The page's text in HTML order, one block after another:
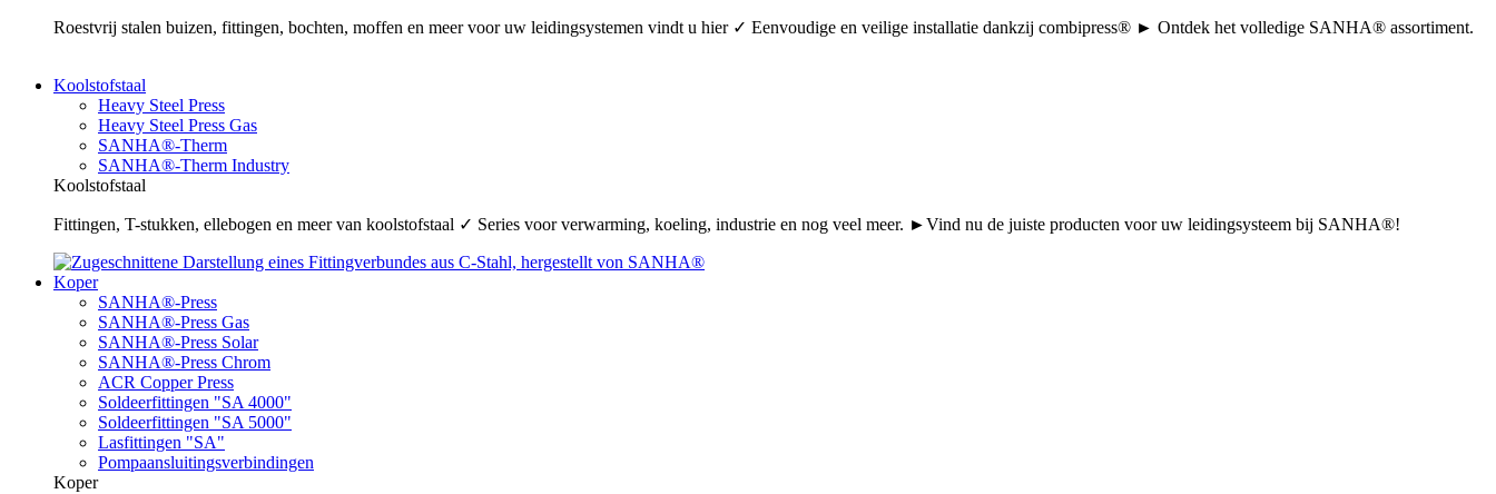
Roestvrij stalen buizen, fittingen, bochten, moffen en meer voor uw leidingsystemen vindt u hier ✓ Eenvoudige en veilige installatie dankzij combipress® ► Ontdek het volledige SANHA® assortiment.
Koolstofstaal
Heavy Steel Press
Heavy Steel Press Gas
SANHA®-Therm
SANHA®-Therm Industry
Koolstofstaal
Fittingen, T-stukken, ellebogen en meer van koolstofstaal ✓ Series voor verwarming, koeling, industrie en nog veel meer. ►Vind nu de juiste producten voor uw leidingsysteem bij SANHA®!
Koper
SANHA®-Press
SANHA®-Press Gas
SANHA®-Press Solar
SANHA®-Press Chrom
ACR Copper Press
Soldeerfittingen "SA 4000"
Soldeerfittingen "SA 5000"
Lasfittingen "SA"
Pompaansluitingsverbindingen
Koper